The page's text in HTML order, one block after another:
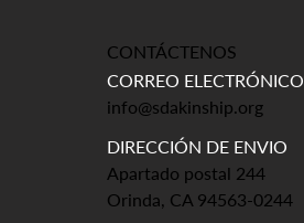
CONTÁCTENOS
CORREO ELECTRÓNICO
info@sdakinship.org
DIRECCIÓN DE ENVIO
Apartado postal 244
Orinda, CA 94563-0244